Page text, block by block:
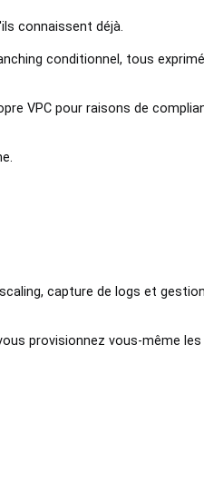
connaissent déjà.
conditionnel, tous
VPC pour raisons de
capture de logs et
provisionnez vous-même